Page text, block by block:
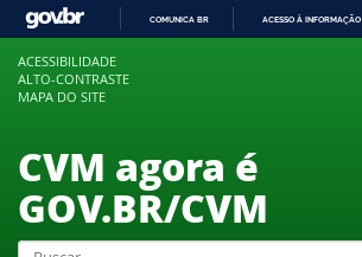
COMUNICA BR ACESSO À INFORMAÇÃO
ACESSIBILIDADE
ALTO-CONTRASTE
MAPA DO SITE
CVM agora é
GOV.BR/CVM